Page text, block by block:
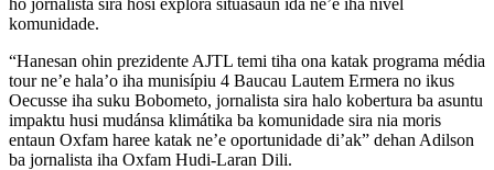
komunidade.
“Hanesan ohin prezidente AJTL temi tiha ona katak programa média
tour ne’e hala’o iha munisípiu 4 Baucau Lautem Ermera no ikus
Oecusse iha suku Bobometo, jornalista sira halo kobertura ba asuntu
impaktu husi mudánsa klimátika ba komunidade sira nia moris
entaun Oxfam haree katak ne’e oportunidade di’ak” dehan Adilson
ba jornalista iha Oxfam Hudi-Laran Dili.